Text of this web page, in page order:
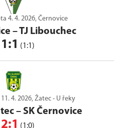
4. 4. 2026, Černovice
–TJ Libouchec
1:1 (1:1)
4. 2026, Žatec - U řeky
– SK Černovice
2:1 (1:0)